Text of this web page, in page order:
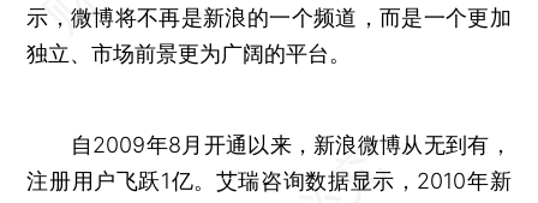
示，微博将不再是新浪的一个频道，而是一个更加
独立、市场前景更为广阔的平台。
自2009年8月开通以来，新浪微博从无到有，
注册用户飞跃1亿。艾瑞咨询数据显示，2010年新